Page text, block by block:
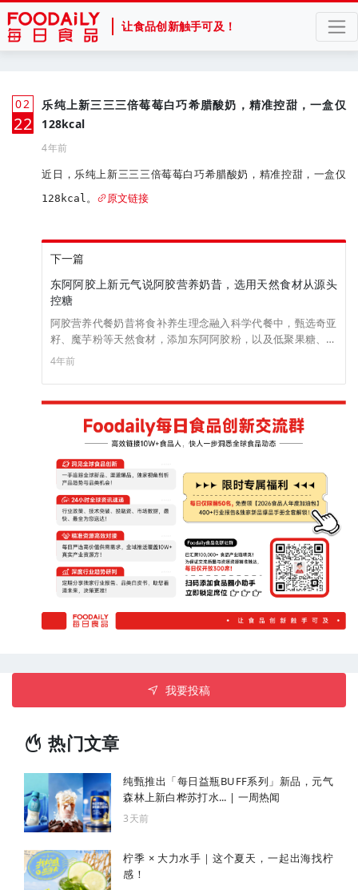
让食品创新触手可及！
02
月
22
乐纯上新三三三倍莓莓白巧希腊酸奶，精准控甜，一盒仅
128kcal
4年前
近日，乐纯上新三三三倍莓莓白巧希腊酸奶，精准控甜，一盒仅
128kcal。
原文链接
下一篇
东阿阿胶上新元气说阿胶营养奶昔，选用天然食材从源头
控糖
阿胶营养代餐奶昔将食补养生理念融入科学代餐中，甄选奇亚
籽、魔芋粉等天然食材，添加东阿阿胶粉，以及低聚果糖、菊
粉、聚葡萄糖、抗性糊精四大益生元与10种维生素。每100g奶
昔蛋白质含量高达24g，相当于8倍牛奶蛋白，且0香精、0蔗
糖，满满能量低负担。新品现有冻干草莓、清新椰子两种口
味。
4年前
我要投稿
热门文章
纯甄推出「每日益瓶BUFF系列」新品，元气
森林上新白桦苏打水... | 一周热闻
3天前
柠季 × 大力水手｜这个夏天，一起出海找柠
感！